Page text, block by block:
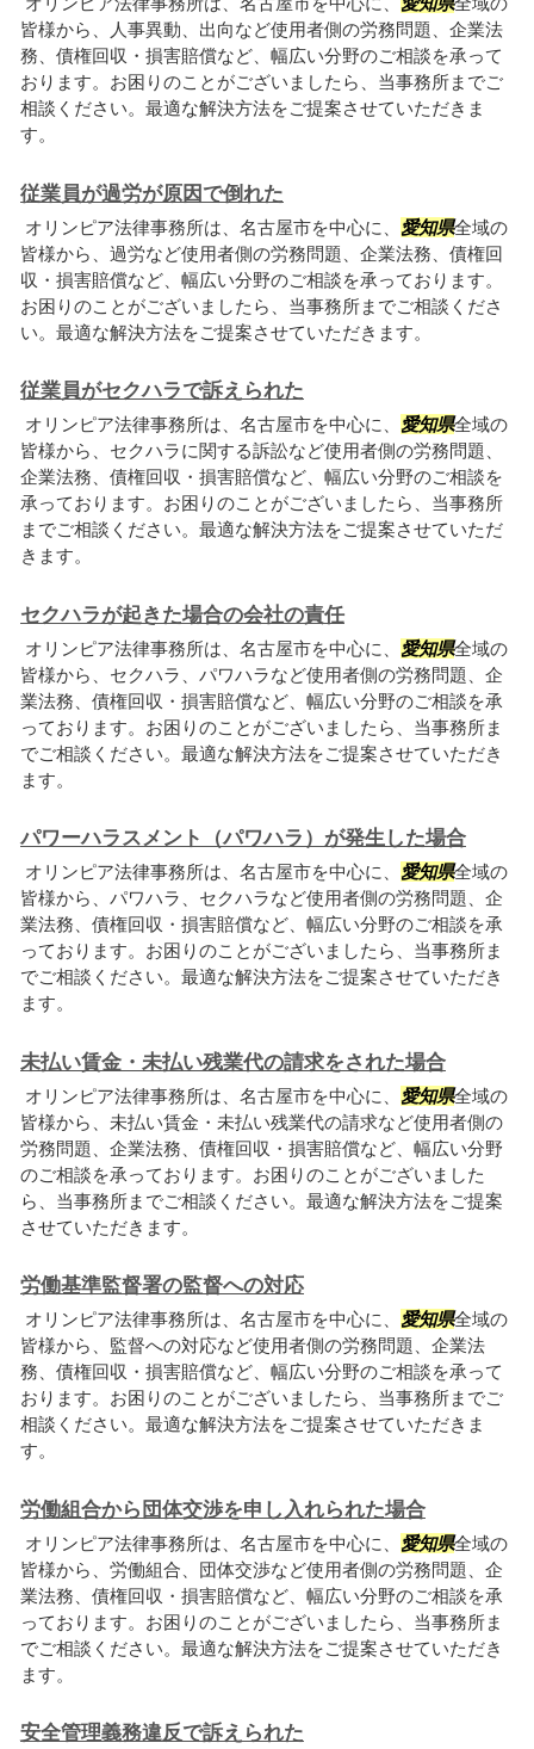
皆様から、人事異動、出向など使用者側の労務問題、企業法
務、債権回収・損害賠償など、幅広い分野のご相談を承って
おります。お困りのことがございましたら、当事務所までご
相談ください。最適な解決方法をご提案させていただきま
す。
従業員が過労が原因で倒れた
オリンピア法律事務所は、名古屋市を中心に、 愛知県全域の
皆様から、過労など使用者側の労務問題、企業法務、債権回
収・損害賠償など、幅広い分野のご相談を承っております。
お困りのことがございましたら、当事務所までご相談くださ
い。最適な解決方法をご提案させていただきます。
従業員がセクハラで訴えられた
オリンピア法律事務所は、名古屋市を中心に、 愛知県全域の
皆様から、セクハラに関する訴訟など使用者側の労務問題、
企業法務、債権回収・損害賠償など、幅広い分野のご相談を
承っております。お困りのことがございましたら、当事務所
までご相談ください。最適な解決方法をご提案させていただ
きます。
セクハラが起きた場合の会社の責任
オリンピア法律事務所は、名古屋市を中心に、 愛知県全域の
皆様から、セクハラ、パワハラなど使用者側の労務問題、企
業法務、債権回収・損害賠償など、幅広い分野のご相談を承
っております。お困りのことがございましたら、当事務所ま
でご相談ください。最適な解決方法をご提案させていただき
ます。
パワーハラスメント（パワハラ）が発生した場合
オリンピア法律事務所は、名古屋市を中心に、 愛知県全域の
皆様から、パワハラ、セクハラなど使用者側の労務問題、企
業法務、債権回収・損害賠償など、幅広い分野のご相談を承
っております。お困りのことがございましたら、当事務所ま
でご相談ください。最適な解決方法をご提案させていただき
ます。
未払い賃金・未払い残業代の請求をされた場合
オリンピア法律事務所は、名古屋市を中心に、 愛知県全域の
皆様から、未払い賃金・未払い残業代の請求など使用者側の
労務問題、企業法務、債権回収・損害賠償など、幅広い分野
のご相談を承っております。お困りのことがございました
ら、当事務所までご相談ください。最適な解決方法をご提案
させていただきます。
労働基準監督署の監督への対応
オリンピア法律事務所は、名古屋市を中心に、 愛知県全域の
皆様から、監督への対応など使用者側の労務問題、企業法
務、債権回収・損害賠償など、幅広い分野のご相談を承って
おります。お困りのことがございましたら、当事務所までご
相談ください。最適な解決方法をご提案させていただきま
す。
労働組合から団体交渉を申し入れられた場合
オリンピア法律事務所は、名古屋市を中心に、 愛知県全域の
皆様から、労働組合、団体交渉など使用者側の労務問題、企
業法務、債権回収・損害賠償など、幅広い分野のご相談を承
っております。お困りのことがございましたら、当事務所ま
でご相談ください。最適な解決方法をご提案させていただき
ます。
安全管理義務違反で訴えられた